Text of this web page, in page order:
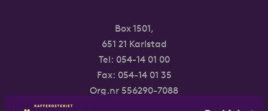
Box 1501,
651 21 Karlstad
Tel: 054-14 01 00
Fax: 054-14 01 35
Org.nr 556290-7088